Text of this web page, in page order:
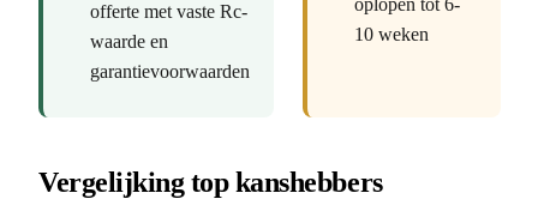
offerte met vaste Rc-
waarde en
garantievoorwaarden
oplopen tot 6-
10 weken
Vergelijking top kanshebbers